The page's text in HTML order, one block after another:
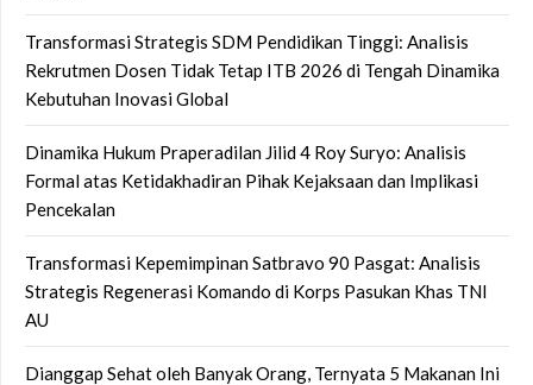
Transformasi Strategis SDM Pendidikan Tinggi: Analisis
Rekrutmen Dosen Tidak Tetap ITB 2026 di Tengah Dinamika
Kebutuhan Inovasi Global
Dinamika Hukum Praperadilan Jilid 4 Roy Suryo: Analisis
Formal atas Ketidakhadiran Pihak Kejaksaan dan Implikasi
Pencekalan
Transformasi Kepemimpinan Satbravo 90 Pasgat: Analisis
Strategis Regenerasi Komando di Korps Pasukan Khas TNI
AU
Dianggap Sehat oleh Banyak Orang, Ternyata 5 Makanan Ini